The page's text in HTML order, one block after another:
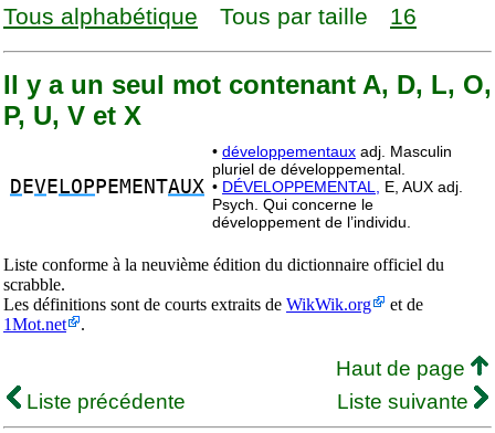
Tous alphabétique Tous par taille 16
Il y a un seul mot contenant A, D, L, O,
P, U, V et X
D EVE LOP PEMENTAUX
• développementaux adj. Masculin
pluriel de développemental.
• DÉVELOPPEMENTAL,
E, AUX adj.
Psych. Qui concerne le
développement de l’individu.
Liste conforme à la neuvième édition du dictionnaire officiel du
scrabble.
Les définitions sont de courts extraits de WikWik.org
et de
1Mot.net
.
Haut de page
Liste précédente
Liste suivante